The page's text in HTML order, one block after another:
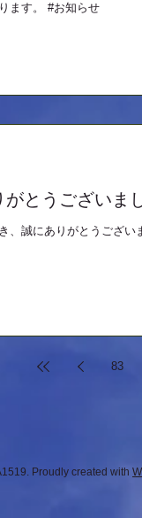
ます。 #お知らせ
とうございま
、誠にありがとうござ
83
Proudly created with